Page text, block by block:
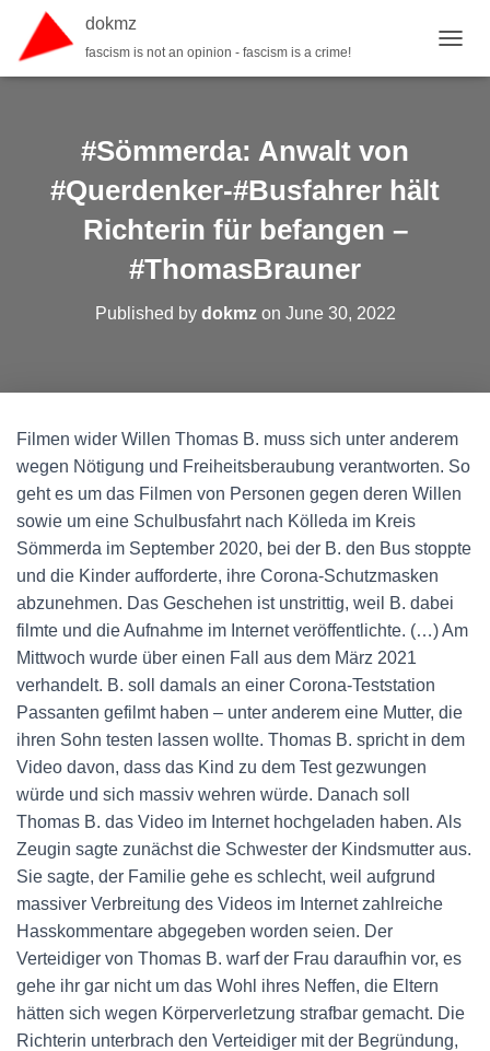
dokmz
fascism is not an opinion - fascism is a crime!
#Sömmerda: Anwalt von
#Querdenker-#Busfahrer hält
Richterin für befangen –
#ThomasBrauner
Published by dokmzon June 30, 2022
Filmen wider Willen Thomas B. muss sich unter anderem
wegen Nötigung und Freiheitsberaubung verantworten. So
geht es um das Filmen von Personen gegen deren Willen
sowie um eine Schulbusfahrt nach Kölleda im Kreis
Sömmerda im September 2020, bei der B. den Bus stoppte
und die Kinder aufforderte, ihre Corona-Schutzmasken
abzunehmen. Das Geschehen ist unstrittig, weil B. dabei
filmte und die Aufnahme im Internet veröffentlichte. (…) Am
Mittwoch wurde über einen Fall aus dem März 2021
verhandelt. B. soll damals an einer Corona-Teststation
Passanten gefilmt haben – unter anderem eine Mutter, die
ihren Sohn testen lassen wollte. Thomas B. spricht in dem
Video davon, dass das Kind zu dem Test gezwungen
würde und sich massiv wehren würde. Danach soll
Thomas B. das Video im Internet hochgeladen haben. Als
Zeugin sagte zunächst die Schwester der Kindsmutter aus.
Sie sagte, der Familie gehe es schlecht, weil aufgrund
massiver Verbreitung des Videos im Internet zahlreiche
Hasskommentare abgegeben worden seien. Der
Verteidiger von Thomas B. warf der Frau daraufhin vor, es
gehe ihr gar nicht um das Wohl ihres Neffen, die Eltern
hätten sich wegen Körperverletzung strafbar gemacht. Die
Richterin unterbrach den Verteidiger mit der Begründung,